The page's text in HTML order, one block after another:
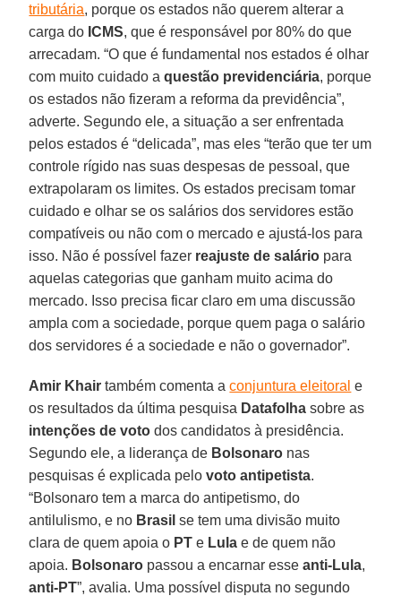
tributária, porque os estados não querem alterar a
carga do ICMS, que é responsável por 80% do que
arrecadam. “O que é fundamental nos estados é olhar
com muito cuidado aquestão previdenciária, porque
os estados não fizeram a reforma da previdência”,
adverte. Segundo ele, a situação a ser enfrentada
pelos estados é “delicada”, mas eles “terão que ter um
controle rígido nas suas despesas de pessoal, que
extrapolaram os limites. Os estados precisam tomar
cuidado e olhar se os salários dos servidores estão
compatíveis ou não com o mercado e ajustá-los para
isso. Não é possível fazer reajuste de salário para
aquelas categorias que ganham muito acima do
mercado. Isso precisa ficar claro em uma discussão
ampla com a sociedade, porque quem paga o salário
dos servidores é a sociedade e não o governador”.
Amir Khair também comenta aconjuntura eleitoral e
os resultados da última pesquisa Datafolha sobre as
intenções de voto dos candidatos à presidência.
Segundo ele, a liderança de Bolsonaro nas
pesquisas é explicada pelovoto antipetista.
“Bolsonaro tem a marca do antipetismo, do
antilulismo, e no Brasil se tem uma divisão muito
clara de quem apoia o PT e Lula e de quem não
apoia. Bolsonaro passou a encarnar esseanti-Lula,
anti-PT”, avalia. Uma possível disputa no segundo